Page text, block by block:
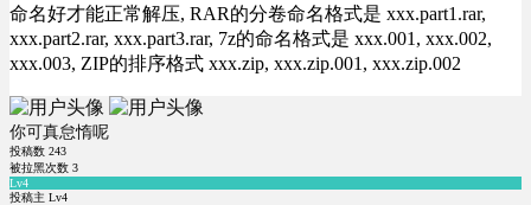
命名好才能正常解压, RAR的分卷命名格式是 xxx.part1.rar,
xxx.part2.rar, xxx.part3.rar, 7z的命名格式是 xxx.001, xxx.002,
xxx.003, ZIP的排序格式 xxx.zip, xxx.zip.001, xxx.zip.002
你可真怠惰呢
投稿数 243
被拉黑次数 3
Lv4
投稿主 Lv4